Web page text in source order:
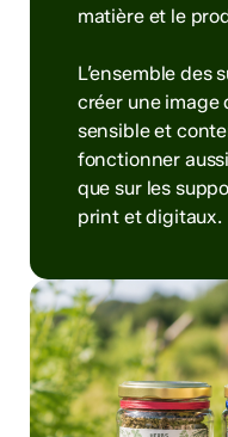
matière et le
L’ensemble des
créer une image
sensible et
fonctionner
que sur les
print et digitaux.